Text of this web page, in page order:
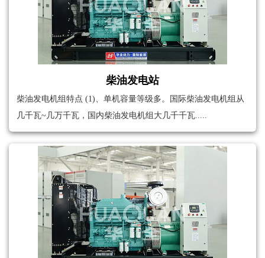
柴油发电站
柴油发电机组特点 (1)、单机容量等级多。国际柴油发电机组从
几千瓦~几万千瓦，国内柴油发电机组大几千千瓦.....